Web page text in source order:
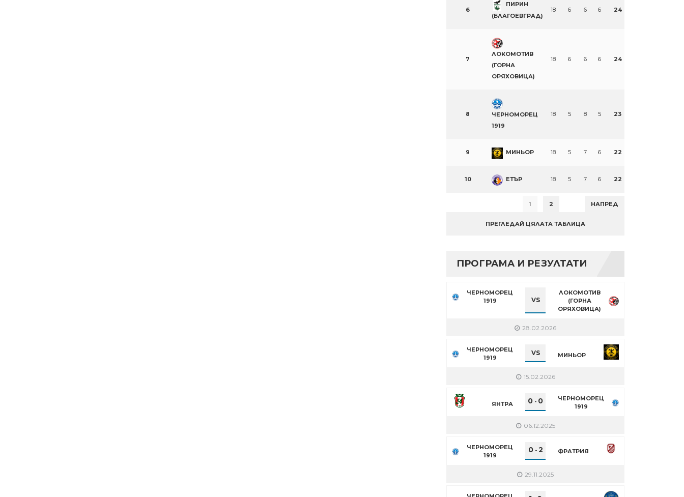
6
ПИРИН
(БЛАГОЕВГРАД)
18 6 6 6 24
7
ЛОКОМОТИВ
(ГОРНА
ОРЯХОВИЦА)
18 6 6 6 24
8
ЧЕРНОМОРЕЦ
1919
18 5 8 5 23
9 МИНЬОР 18 5 7 6 22
10 ЕТЪР 18 5 7 6 22
1 2 НАПРЕД
ПРЕГЛЕДАЙ ЦЯЛАТА ТАБЛИЦА
ПРОГРАМА И РЕЗУЛТАТИ
ЧЕРНОМОРЕЦ
1919
VS
ЛОКОМОТИВ
(ГОРНА
ОРЯХОВИЦА)
28.02.2026
ЧЕРНОМОРЕЦ
1919
VS МИНЬОР
15.02.2026
ЯНТРА 0 - 0
ЧЕРНОМОРЕЦ
1919
06.12.2025
ЧЕРНОМОРЕЦ
1919
0- 2 ФРАТРИЯ
29.11.2025